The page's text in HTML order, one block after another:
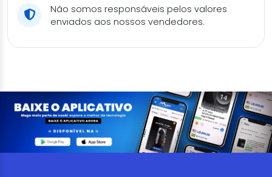
Não somos responsáveis pelos valores
enviados aos nossos vendedores.